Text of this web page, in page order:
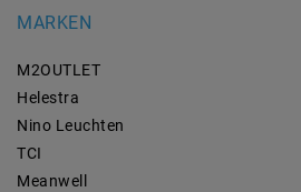
MARKEN
M2OUTLET
Helestra
Nino Leuchten
TCI
Meanwell